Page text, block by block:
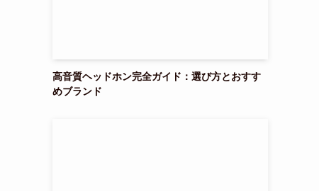
高音質ヘッドホン完全ガイド：選び方とおすす
めブランド